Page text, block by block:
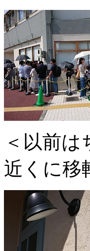
＜以前
近くに移